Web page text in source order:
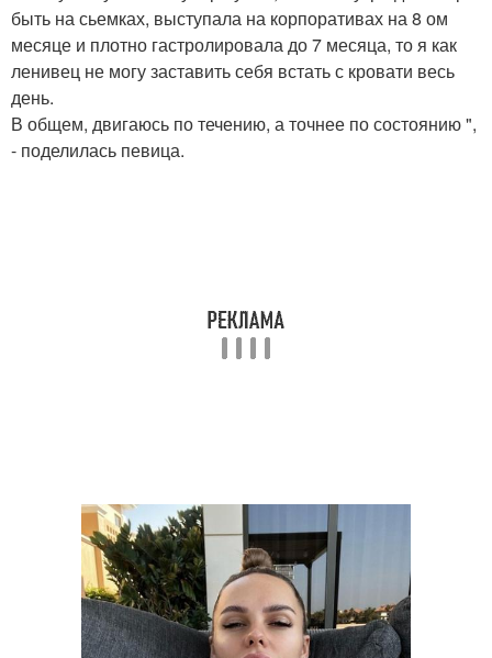
быть на сьемках, выступала на корпоративах на 8 ом
месяце и плотно гастролировала до 7 месяца, то я как
ленивец не могу заставить себя встать с кровати весь
день.
В общем, двигаюсь по течению, а точнее по состоянию ",
- поделилась певица.